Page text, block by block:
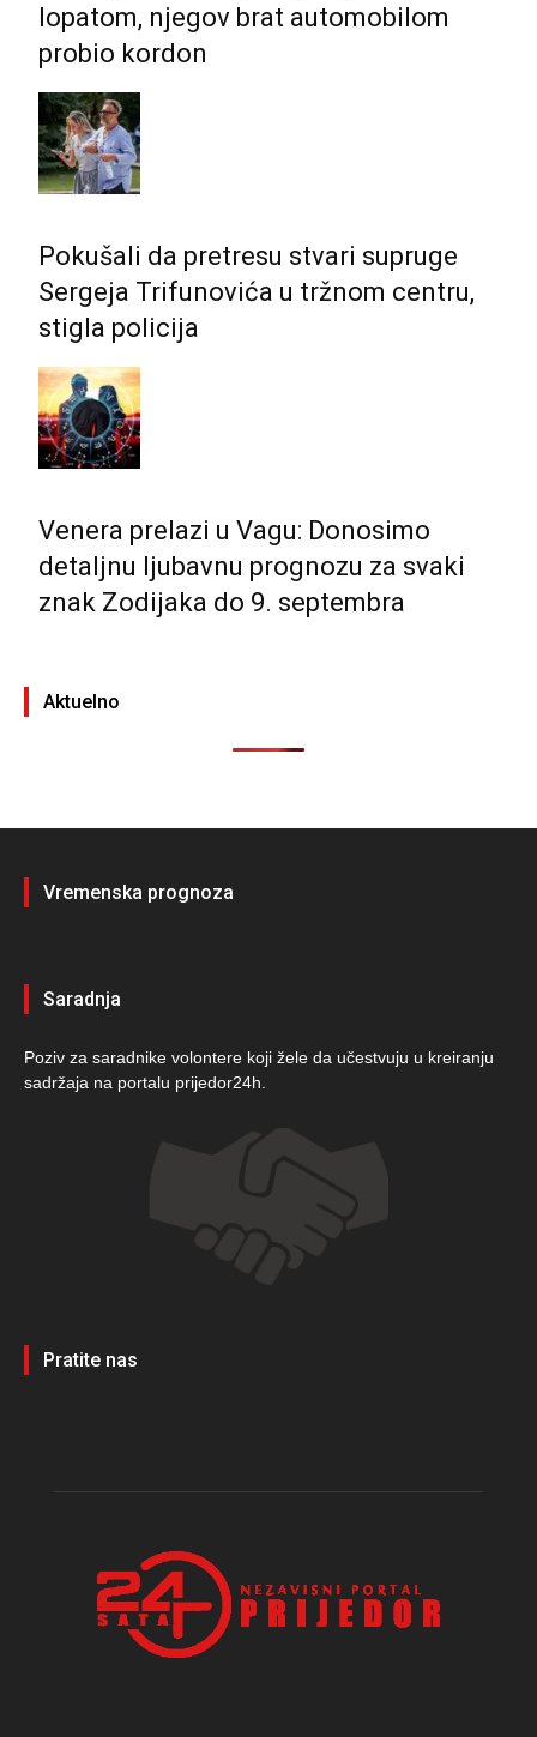
lopatom, njegov brat automobilom
probio kordon
Pokušali da pretresu stvari supruge
Sergeja Trifunovića u tržnom centru,
stigla policija
Venera prelazi u Vagu: Donosimo
detaljnu ljubavnu prognozu za svaki
znak Zodijaka do 9. septembra
Aktuelno
Vremenska prognoza
Saradnja
Poziv za saradnike volontere koji žele da učestvuju u kreiranju
sadržaja na portalu prijedor24h.
Pratite nas